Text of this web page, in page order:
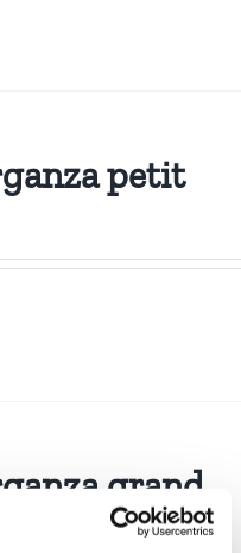
petit
grand